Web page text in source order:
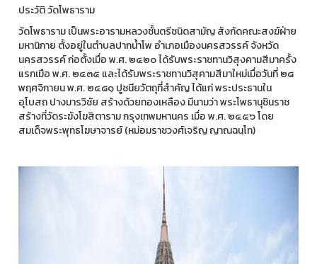
ประวัติ วัดโพธาราม
วัดโพธาราม เป็นพระอารามหลวงชั้นตรีชนิดสามัญ สังกัดคณะสงฆ์ฝ่าย
มหานิกาย ตั้งอยู่ในตำบลปากน้ำโพ อำเภอเมืองนครสวรรค์ จังหวัด
นครสวรรค์ ก่อตั้งเมื่อ พ.ศ. ๒๔๒๐ ได้รับพระราชทานวิสุงคามสีมาครั้ง
แรกเมือ พ.ศ. ๒๔๓๕ และได้รับพระราชทานวิสุคามสีมาใหม่เมื่อวันที่ ๒๘
พฤศจิกายน พ.ศ. ๒๔๘๑ ปูชนียวัตถุที่สำคัญ ได้แก่ พระประธานใน
อุโบสถ ปางมารวิชัย สร้างด้วยทองเหลือง มีนามว่า พระโพธานุชินราช
สร้างที่วัดระฆังโฆสิตาราม กรุงเทพมหานคร เมื่อ พ.ศ. ๒๔๕๖ โดย
สมเด็จพระพุทธโฆษาจารย์ (หม่อมราชวงศ์เจริญ ญาณฉนฺโท)